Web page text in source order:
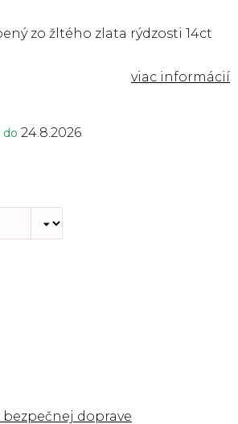
do 24.8.2026
zo žltého zlata rýdzosti 14ct
doprave